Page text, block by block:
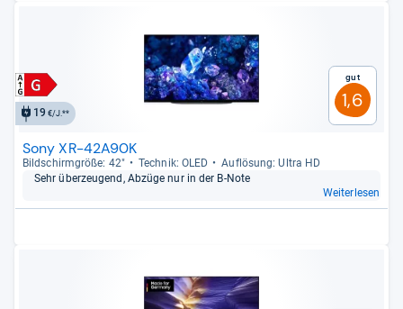
19 €/J.**
Gut
1,6
Sony XR-42A90K
Bild­schirm­größe: 42" Tech­nik: OLED
Auf­lö­sung: Ultra HD
Sehr über­zeu­gend, Abzüge nur in der B-​Note
Weiterlesen